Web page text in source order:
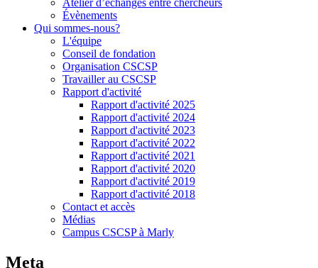
Évènements
Qui sommes-nous?
L'équipe
Conseil de fondation
Organisation CSCSP
Travailler au CSCSP
Rapport d'activité
Rapport d'activité 2025
Rapport d'activité 2024
Rapport d'activité 2023
Rapport d'activité 2022
Rapport d'activité 2021
Rapport d'activité 2020
Rapport d'activité 2019
Rapport d'activité 2018
Contact et accès
Médias
Campus CSCSP à Marly
Meta